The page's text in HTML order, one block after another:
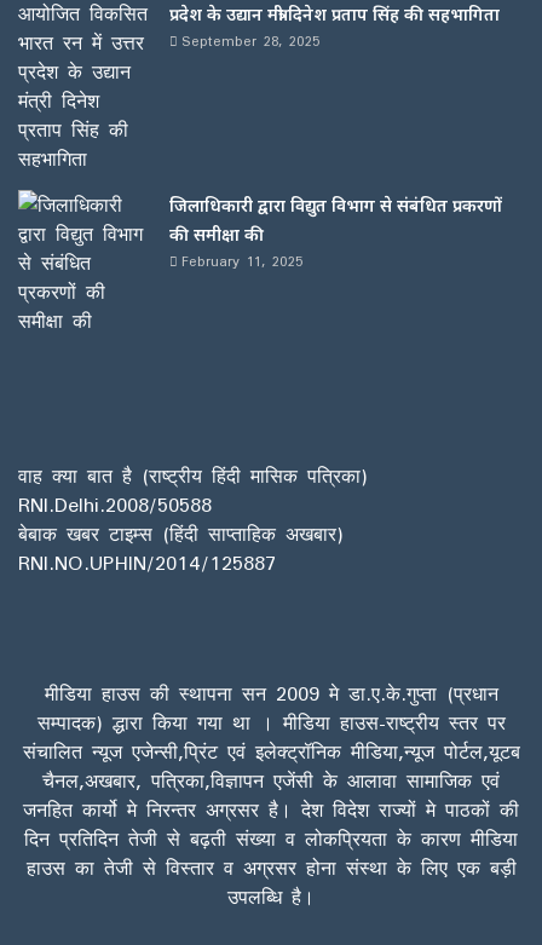
प्रदेश के उद्यान मंत्री दिनेश प्रताप सिंह की सहभागिता
September 28, 2025
जिलाधिकारी द्वारा विद्युत विभाग से संबंधित प्रकरणों
की समीक्षा की
February 11, 2025
वाह क्या बात है (राष्ट्रीय हिंदी मासिक पत्रिका)
RNI.Delhi.2008/50588
बेबाक खबर टाइम्स (हिंदी साप्ताहिक अखबार)
RNI.NO.UPHIN/2014/125887
मीडिया हाउस की स्थापना सन 2009 मे डा.ए.के.गुप्ता (प्रधान
सम्पादक) द्धारा किया गया था । मीडिया हाउस-राष्ट्रीय स्तर पर
संचालित न्यूज एजेन्सी,प्रिंट एवं इलेक्ट्रॉनिक मीडिया,न्यूज पोर्टल,यूटब
चैनल,अखबार, पत्रिका,विज्ञापन एजेंसी के आलावा सामाजिक एवं
जनहित कार्यो मे निरन्तर अग्रसर है। देश विदेश राज्यों मे पाठकों की
दिन प्रतिदिन तेजी से बढ़ती संख्या व लोकप्रियता के कारण मीडिया
हाउस का तेजी से विस्तार व अग्रसर होना संस्था के लिए एक बड़ी
उपलब्धि है।